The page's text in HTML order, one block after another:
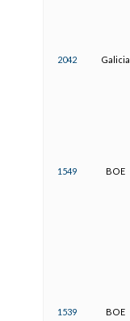
2042 Galicia
1549 BOE
1539 BOE